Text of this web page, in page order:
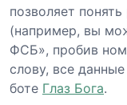
позволяет
(например, вы
ФСБ», пробив
слову, все
боте Глаз Бога.